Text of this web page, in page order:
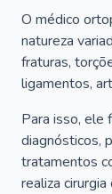
O médico
natureza
fraturas,
ligamentos,
Para isso, ele
diagnósticos,
tratamentos
realiza